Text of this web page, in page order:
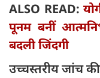
ALSO READ:
पूनम बनीं
बदली जिंदगी
उच्चस्तरीय जांच